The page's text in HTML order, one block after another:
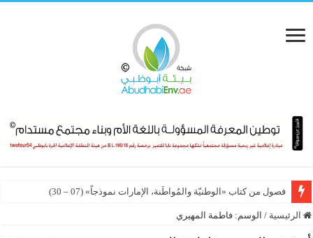
فصول من كتاب «الوطنيّة والمُواطَنة، الإمارات نموذجاً» (07 – 30)
الرئيسية / الوسم: فاطمة المهيري